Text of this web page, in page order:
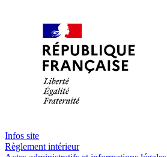
Infos site
Règlement intérieur